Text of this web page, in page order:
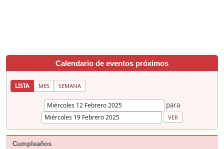
Calendario de eventos próximos
LISTA MES SEMANA
para
Cumpleaños